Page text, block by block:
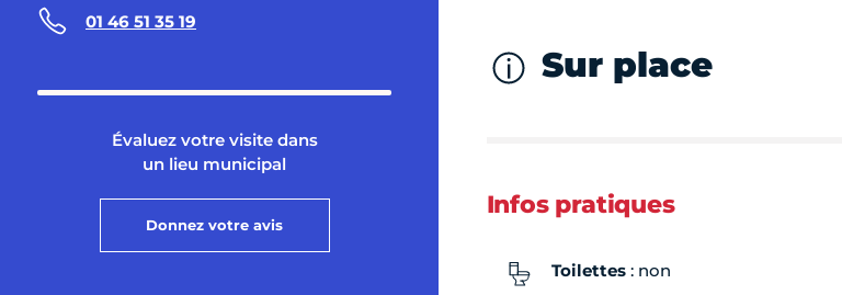
01 46 51 35 19
Évaluez votre visite dans
un lieu municipal
Donnez votre avis
Sur place
Infos pratiques
Toilettes: non